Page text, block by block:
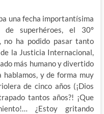
una fecha importantísima
superhéroes, el 30º
no ha podido pasar tanto
la Justicia Internacional,
más humano y divertido
hablamos, y de forma muy
de cinco años (¡Dios
tantos años?! ¡Que
¿Estoy gritando